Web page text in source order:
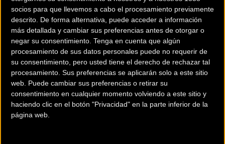
socios para que llevemos a cabo el procesamiento previamente
descrito. De forma alternativa, puede acceder a información
más detallada y cambiar sus preferencias antes de otorgar o
negar su consentimiento. Tenga en cuenta que algún
procesamiento de sus datos personales puede no requerir de
su consentimiento, pero usted tiene el derecho de rechazar tal
procesamiento. Sus preferencias se aplicarán solo a este sitio
web. Puede cambiar sus preferencias o retirar su
consentimiento en cualquier momento volviendo a este sitio y
haciendo clic en el botón "Privacidad" en la parte inferior de la
página web.
7 de abril concluye la tarifa promocionada- y
presenta plazas limitadas hasta los 2.000
participantes entre ambos recorridos. Quien desee
tomar parte en este apasionante desafío, con un
recorrido espectacular, puede apuntarse en la web
Esta carrera, además, va a homenajear en esta
edición a los exciclistas profesionales David López e
Igor Antón, el último en ganar en Urkiola en 2009,